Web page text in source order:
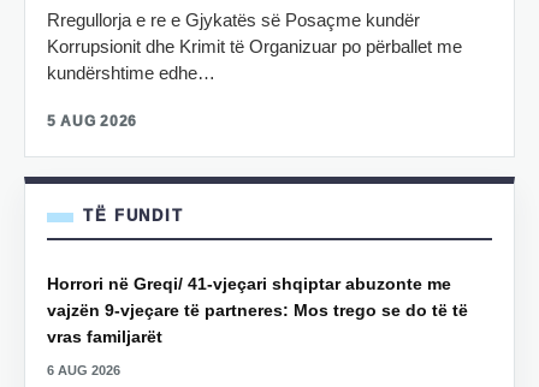
Rregullorja e re e Gjykatës së Posaçme kundër
Korrupsionit dhe Krimit të Organizuar po përballet me
kundërshtime edhe…
5 AUG 2026
TË FUNDIT
Horrori në Greqi/ 41-vjeçari shqiptar abuzonte me
vajzën 9-vjeçare të partneres: Mos trego se do të të
vras familjarët
6 AUG 2026